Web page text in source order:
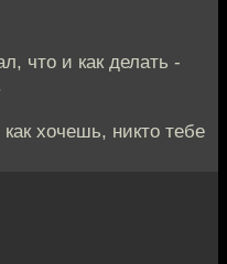
что и как делать -
хочешь, никто тебе